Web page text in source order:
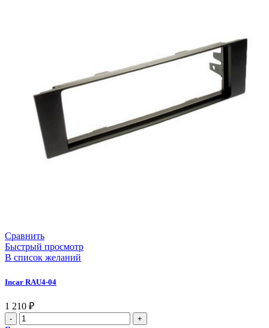
Сравнить
Быстрый просмотр
В список желаний
Incar RAU4-04
1 210 ₽